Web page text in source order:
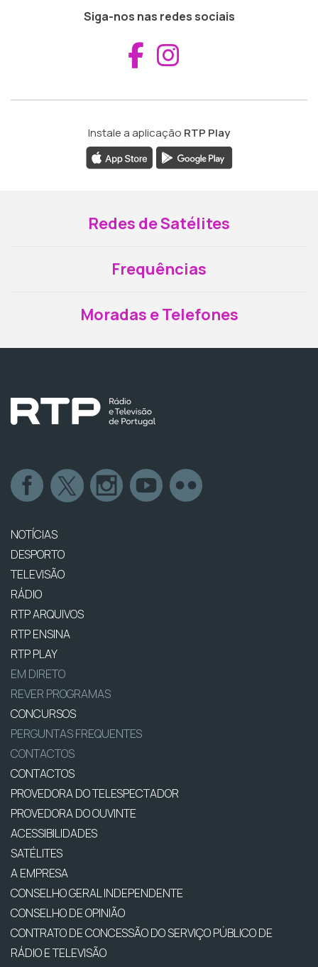
Siga-nos nas redes sociais
Aceder ao
Instale a aplicação RTP Play
Redes de Satélites
Frequências
Moradas e Telefones
NOTÍCIAS
DESPORTO
TELEVISÃO
RÁDIO
RTP ARQUIVOS
RTP ENSINA
RTP PLAY
EM DIRETO
REVER PROGRAMAS
CONCURSOS
PERGUNTAS FREQUENTES
CONTACTOS
CONTACTOS
PROVEDORA DO TELESPECTADOR
PROVEDORA DO OUVINTE
ACESSIBILIDADES
SATÉLITES
A EMPRESA
CONSELHO GERAL INDEPENDENTE
CONSELHO DE OPINIÃO
CONTRATO DE CONCESSÃO DO SERVIÇO PÚBLICO DE
RÁDIO E TELEVISÃO